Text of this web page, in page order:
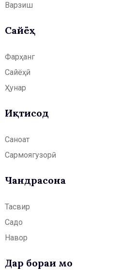
Варзиш
Сайёҳӣ
Фарҳанг
Сайёҳӣ
Ҳунар
Иқтисод
Саноат
Сармоягузорӣ
Чандрасонаӣ
Тасвир
Садо
Навор
Дар бораи мо